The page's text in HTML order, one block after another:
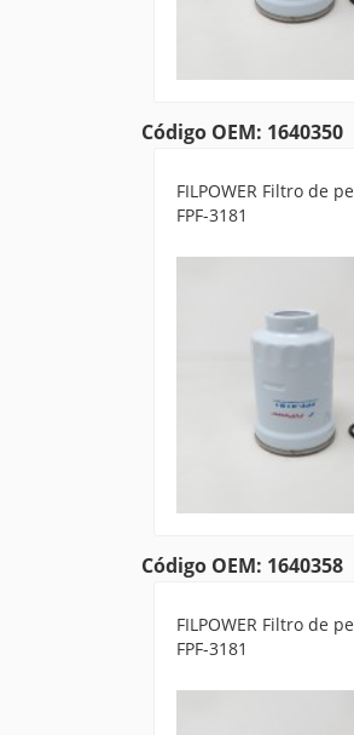
Código OEM: 1640350
FILPOWER Filtro de
FPF-3181
Código OEM: 1640358
FILPOWER Filtro de
FPF-3181